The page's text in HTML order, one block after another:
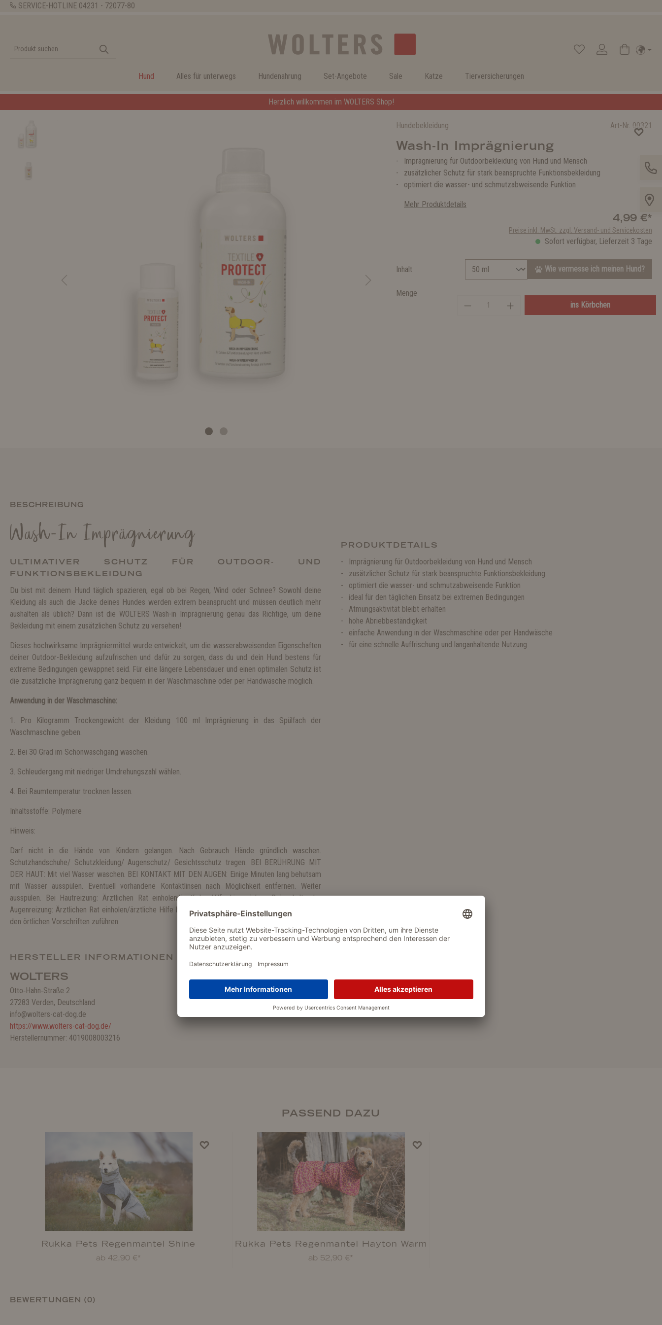
SERVICE-HOTLINE 04231 - 72077-80
Hund Alles für unterwegs Hundenahrung Set-Angebote Sale Katze Tierversicherungen
Herzlich willkommen im WOLTERS Shop!
Hundebekleidung Art-Nr. 00321
Wash-In Imprägnierung
Imprägnierung für Outdoorbekleidung von Hund und Mensch
zusätzlicher Schutz für stark beanspruchte Funktionsbekleidung
optimiert die wasser- und schmutzabweisende Funktion
Mehr Produktdetails
4,99 €*
Preise inkl. MwSt. zzgl. Versand- und Servicekosten
Sofort verfügbar, Lieferzeit 3 Tage
Inhalt Wie vermesse ich meinen Hund?
Menge
ins Körbchen
BESCHREIBUNG
Wash-In Imprägnierung
ULTIMATIVER SCHUTZ FÜR OUTDOOR- UND
FUNKTIONSBEKLEIDUNG
Du bist mit deinem Hund täglich spazieren, egal ob bei Regen, Wind oder Schnee? Sowohl deine
Kleidung als auch die Jacke deines Hundes werden extrem beansprucht und müssen deutlich mehr
aushalten als üblich? Dann ist die WOLTERS Wash-in Imprägnierung genau das Richtige, um deine
Bekleidung mit einem zusätzlichen Schutz zu versehen!
Dieses hochwirksame Imprägniermittel wurde entwickelt, um die wasserabweisenden Eigenschaften
deiner Outdoor-Bekleidung aufzufrischen und dafür zu sorgen, dass du und dein Hund bestens für
extreme Bedingungen gewappnet seid. Für eine längere Lebensdauer und einen optimalen Schutz ist
die zusätzliche Imprägnierung ganz bequem in der Waschmaschine oder per Handwäsche möglich.
Anwendung in der Waschmaschine:
1. Pro Kilogramm Trockengewicht der Kleidung 100 ml Imprägnierung in das Spülfach der
Waschmaschine geben.
2. Bei 30 Grad im Schonwaschgang waschen.
3. Schleudergang mit niedriger Umdrehungszahl wählen.
4. Bei Raumtemperatur trocknen lassen.
Inhaltsstoffe: Polymere
Hinweis:
Darf nicht in die Hände von Kindern gelangen. Nach Gebrauch Hände gründlich waschen.
Schutzhandschuhe/ Schutzkleidung/ Augenschutz/ Gesichtsschutz tragen. BEI BERÜHRUNG MIT
DER HAUT: Mit viel Wasser waschen. BEI KONTAKT MIT DEN AUGEN: Einige Minuten lang behutsam
mit Wasser ausspülen. Eventuell vorhandene Kontaktlinsen nach Möglichkeit entfernen. Weiter
ausspülen. Bei Hautreizung: Ärztlichen Rat einholen/ärztliche Hilfe hinzuziehen. Bei anhaltender
Augenreizung: Ärztlichen Rat einholen/ärztliche Hilfe hinzuziehen. Inhalt/Behälter Entsorgung gemäß
den örtlichen Vorschriften zuführen.
HERSTELLER INFORMATIONEN
WOLTERS
Otto‑Hahn‑Straße 2
27283 Verden, Deutschland
info@wolters-cat-dog.de
https://www.wolters-cat-dog.de/
Herstellernummer: 4019008003216
PRODUKTDETAILS
Imprägnierung für Outdoorbekleidung von Hund und Mensch
zusätzlicher Schutz für stark beanspruchte Funktionsbekleidung
optimiert die wasser- und schmutzabweisende Funktion
ideal für den täglichen Einsatz bei extremen Bedingungen
Atmungsaktivität bleibt erhalten
hohe Abriebbeständigkeit
einfache Anwendung in der Waschmaschine oder per Handwäsche
für eine schnelle Auffrischung und langanhaltende Nutzung
PASSEND DAZU
Rukka Pets Regenmantel Shine
ab 42,90 €*
Rukka Pets Regenmantel Hayton Warm
ab 52,90 €*
BEWERTUNGEN (0)